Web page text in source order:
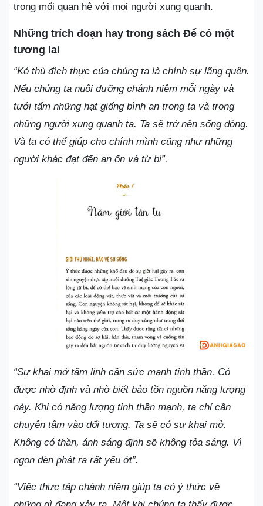
trong mối quan hệ với mọi người xung quanh.
Những trích đoạn hay trong sách Để có một
tương lai
“Kẻ thù đích thực của chúng ta là chính sự lãng quên.
Nếu chúng ta nuôi dưỡng chánh niệm mỗi ngày và
tưới tẩm những hạt giống bình an trong ta và trong
những người xung quanh ta. Ta sẽ trở nên sống động.
Và ta có thể giúp cho chính mình cũng như những
người khác đạt đến an ổn và từ bi”.
“Sự khai mở tâm linh cần sức mạnh tinh thần. Có
được nhờ định và nhờ biết bảo tồn nguồn năng lượng
này. Khi có năng lượng tinh thần mạnh, ta chỉ cần
chuyên tâm vào đối tượng. Ta sẽ có sự khai mở.
Không có thần, ánh sáng định sẽ không tỏa sáng. Vì
ngọn đèn phát ra rất yếu ớt”.
“Việc thực tập chánh niệm giúp ta có ý thức về